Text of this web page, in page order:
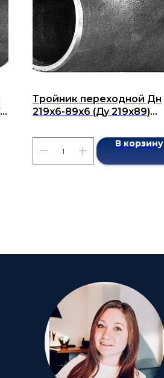
Тройник переходной Дн
219x6-89x6 (Ду 219x89)
В корзину